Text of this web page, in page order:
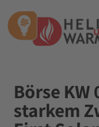
Börse KW
starkem